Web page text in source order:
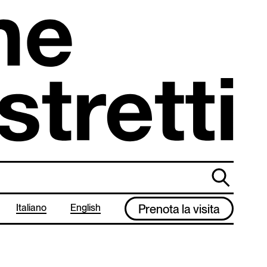
cerca
Italiano English Prenota la visita